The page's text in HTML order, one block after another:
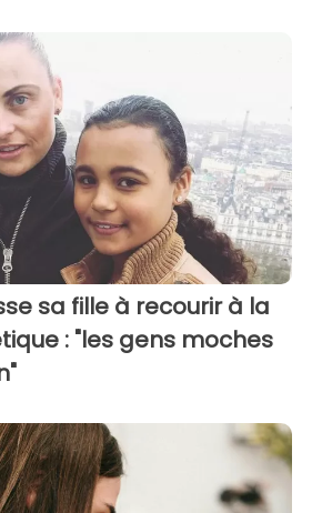
sa fille à recourir à la
: "les gens moches